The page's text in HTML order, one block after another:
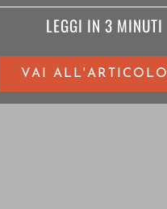
LEGGI IN 3 MINUTI
VAI ALL'ARTICOLO